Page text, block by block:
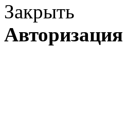
Закрыть
Авторизация